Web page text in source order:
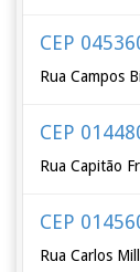
CEP
Rua Campos
CEP
Rua Capitão
CEP
Rua Carlos